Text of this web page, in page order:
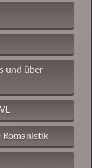
und über
Romanistik